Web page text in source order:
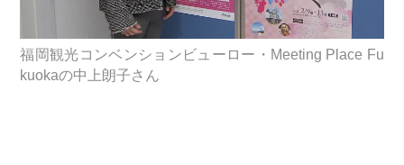
福岡観光コンベンションビューロー・Meeting Place Fu
kuokaの中上朗子さん